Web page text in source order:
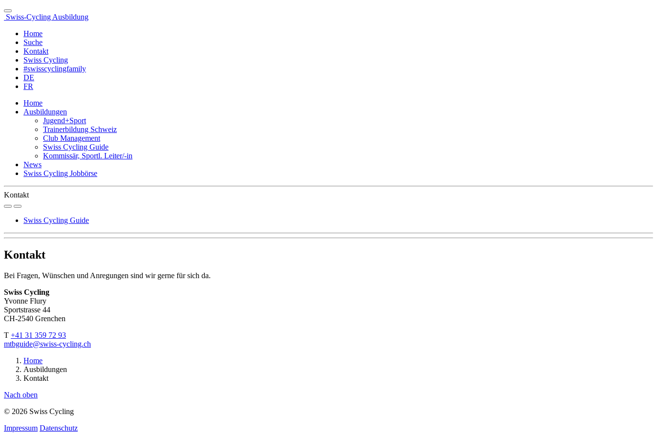
Swiss-Cycling Ausbildung
Home
Suche
Kontakt
Swiss Cycling
#swisscyclingfamily
DE
FR
Home
Ausbildungen
Jugend+Sport
Trainerbildung Schweiz
Club Management
Swiss Cycling Guide
Kommissär, Sportl. Leiter/-in
News
Swiss Cycling Jobbörse
Kontakt
Swiss Cycling Guide
Kontakt
Bei Fragen, Wünschen und Anregungen sind wir gerne für sich da.
Swiss Cycling
Yvonne Flury
Sportstrasse 44
CH-2540 Grenchen
T +41 31 359 72 93
mtbguide@swiss-cycling.ch
Home
Ausbildungen
Kontakt
Nach oben
© 2026 Swiss Cycling
Impressum Datenschutz